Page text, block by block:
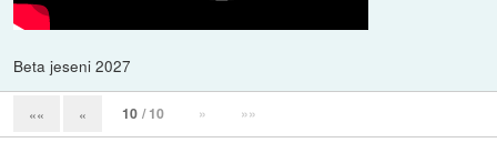
Beta jeseni 2027
«« « 10 / 10 » »»